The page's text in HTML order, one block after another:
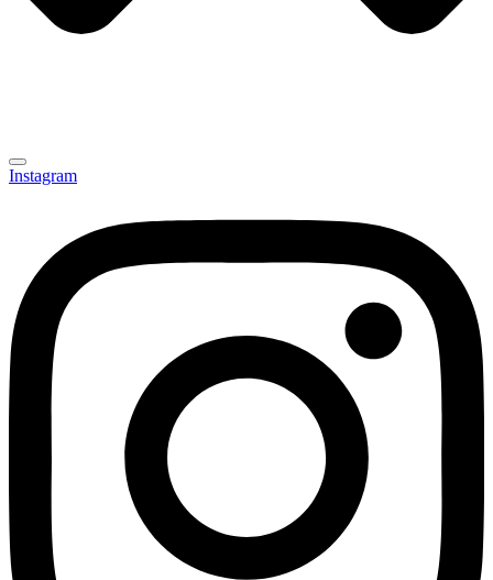
Instagram